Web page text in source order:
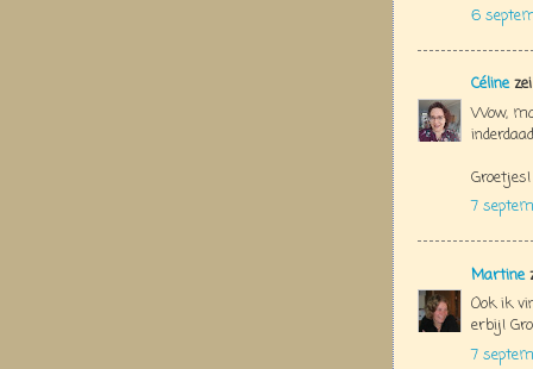
6
Célinezei
Wow,
Groetjes!
7
Martine
Ook ik
erbij!
7